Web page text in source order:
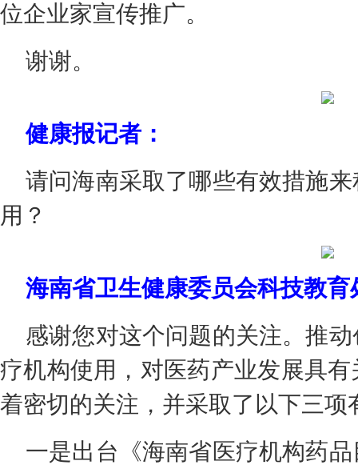
位企业家宣传推广。
谢谢。
健康报记者：
请问海南采取了哪些有效措施
用？
海南省卫生健康委员会科技教育
感谢您对这个问题的关注。推
疗机构使用，对医药产业发展具
着密切的关注，并采取了以下三项
一是出台《海南省医疗机构药